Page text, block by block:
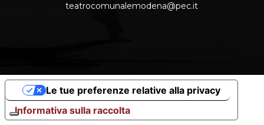
teatrocomunalemodena@pec.it
Informativa sulla raccolta
Le tue preferenze relative alla privacy